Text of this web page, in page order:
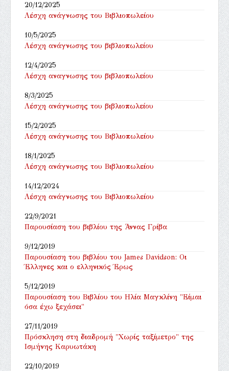
20/12/2025
Λέσχη ανάγνωσης του Βιβλιοπωλείου
10/5/2025
Λέσχη ανάγνωσης του βιβλιοπωλείου
12/4/2025
Λέσχη αναγνωσης του βιβλιοπωλείου
8/3/2025
Λέσχη ανάγνωσης του βιβλιοπωλείου
15/2/2025
Λέσχη ανάγνωσης του Βιβλιοπωλείου
18/1/2025
Λέσχη ανάγνωσης του Βιβλιοπωλείου
14/12/2024
Λέσχη ανάγνωσης του Βιβλιοπωλείου
22/9/2021
Παρουσίαση του βιβλίου της Άννας Γρίβα
9/12/2019
Παρουσίαση του βιβλίου του James Davidson: Οι
Έλληνες και ο ελληνικός Έρως
5/12/2019
Παρουσίαση του Βιβλίου του Ηλία Μαγκλίνη "Είμαι
όσα έχω ξεχάσει"
27/11/2019
Πρόσκληση στη διαδρομή "Χωρίς ταξίμετρο" της
Ισμήνης Καρυωτάκη
22/10/2019